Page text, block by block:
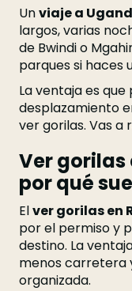
Unviaje a
largos, varias
de Bwindi o
parques si haces
La ventaja es
desplazamiento
ver gorilas. Vas a
Ver gorilas
por qué
Elver gorilas en
por el permiso y
destino. La
menos carretera
organizada.